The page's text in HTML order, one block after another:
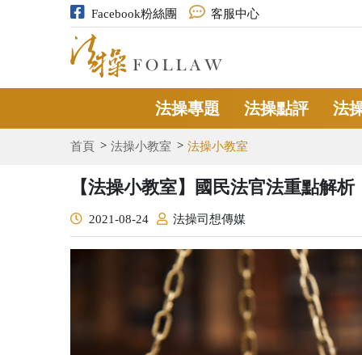
Facebook粉絲團 客服中心
法操專題 法操點評 法
首頁 法操小教室 法操小教室
【法操小教室】國民法官法重點解析
2021-08-24 法操司想傳媒